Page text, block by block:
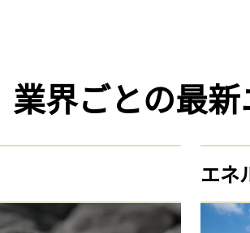
業界ごとの最
エネ